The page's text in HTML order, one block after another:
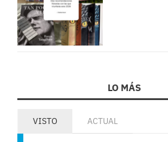
LO MÁS
VISTO ACTUAL